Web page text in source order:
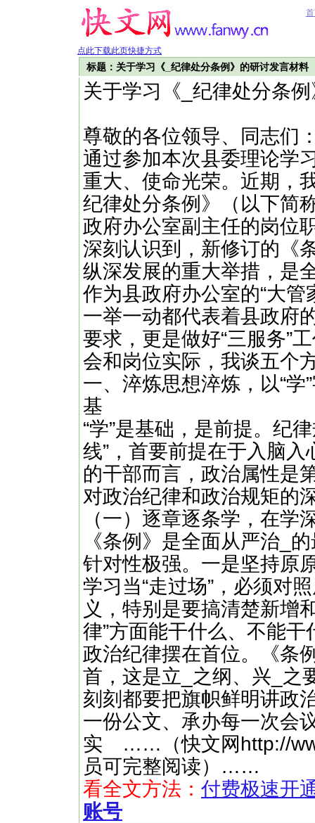
点此下载此页快捷方式
标题：关于学习《_纪律处分条例》的研讨发言材料
关于学习《_纪律处分条
尊敬的各位领导、同志们
通过参加本次县委理论学
重大、使命光荣。近期，
纪律处分条例》（以下简
政府办公室副主任的岗位
深刻认识到，新修订的《
纵深发展的重大举措，是
作为县政府办公室的“大管
一举一动都代表着县政府
要求，更是做好“三服务”
会和岗位实际，我谈五个
一、淬炼思想淬炼，以“
基
“学”是基础，是前提。纪
线”，首要前提在于入脑
的干部而言，政治属性是
对政治纪律和政治规矩的
（一）逐章逐条学，在学
《条例》是全面从严治_
针对性极强。一是坚持原
学习当“走过场”，必须对
义，特别是要搞清楚新增
律”方面能干什么、不能
政治纪律摆在首位。《条
首，这是立_之纲、兴_之
刻刻都要把旗帜鲜明讲政
一份公文、承办每一次会
实 ……（快文网http://
员可完整阅读）……
看全文方法： 付费极速开
账号